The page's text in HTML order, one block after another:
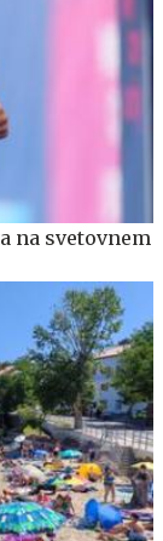
na svetovnem